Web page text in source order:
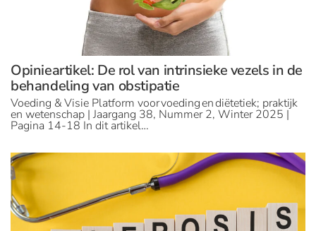
Opinieartikel: De rol van intrinsieke vezels in de
behandeling van obstipatie
Voeding & Visie Platform voor voeding en diëtetiek; praktijk
en wetenschap | Jaargang 38, Nummer 2, Winter 2025 |
Pagina 14-18 In dit artikel…